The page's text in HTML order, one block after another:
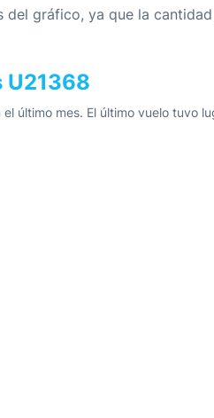
del gráfico, ya que la
U21368
último mes. El último vuelo tuvo